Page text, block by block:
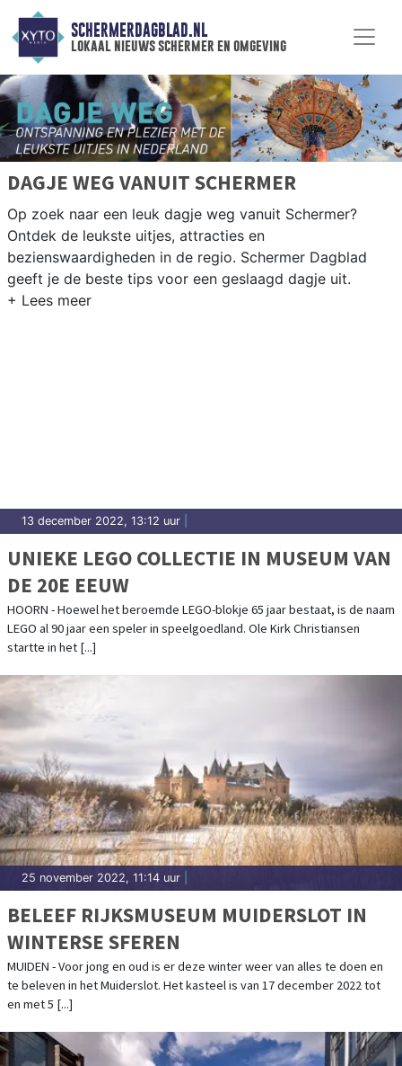
SCHERMERDAGBLAD.NL
lokaal nieuws schermer en omgeving
DAGJE WEG VANUIT SCHERMER
Op zoek naar een leuk dagje weg vanuit Schermer?
Ontdek de leukste uitjes, attracties en
bezienswaardigheden in de regio. Schermer Dagblad
geeft je de beste tips voor een geslaagd dagje uit.
13 december 2022, 13:12 uur
UNIEKE LEGO COLLECTIE IN MUSEUM VAN
DE 20E EEUW
HOORN - Hoewel het beroemde LEGO-blokje 65 jaar bestaat, is de naam
LEGO al 90 jaar een speler in speelgoedland. Ole Kirk Christiansen
startte in het [...]
25 november 2022, 11:14 uur
BELEEF RIJKSMUSEUM MUIDERSLOT IN
WINTERSE SFEREN
MUIDEN - Voor jong en oud is er deze winter weer van alles te doen en
te beleven in het Muiderslot. Het kasteel is van 17 december 2022 tot
en met 5 [...]